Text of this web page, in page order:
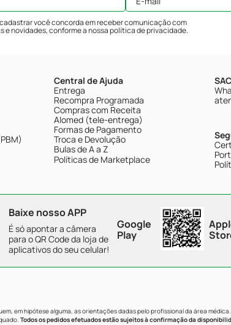
você concorda em receber comunicação com
e novidades, conforme a nossapolítica de privacidade.
Central de Ajuda
Entrega
Recompra Programada
Compras com Receita
Alomed (tele-entrega)
Formas de Pagamento
Troca e Devolução
Bulas de A a Z
Políticas de Marketplace
Baixe nosso APP
É só apontar a câmera
para o QR Code da loja de
aplicativos do seu celular!
Google
Play
em hipótese alguma, as orientações dadas pelo profissional da área
Todos os pedidos efetuados estão sujeitos à confirmação da